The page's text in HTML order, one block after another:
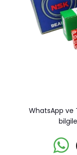
WhatsApp ve